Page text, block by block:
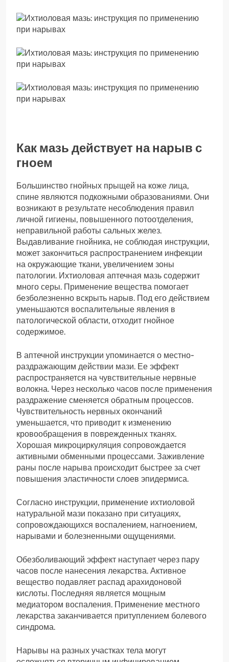
Как мазь действует на нарыв с
гноем
Большинство гнойных прыщей на коже лица,
спине являются подкожными образованиями. Они
возникают в результате несоблюдения правил
личной гигиены, повышенного потоотделения,
неправильной работы сальных желез.
Выдавливание гнойника, не соблюдая инструкции,
может закончиться распространением инфекции
на окружающие ткани, увеличением зоны
патологии. Ихтиоловая аптечная мазь содержит
много серы. Применение вещества помогает
безболезненно вскрыть нарыв. Под его действием
уменьшаются воспалительные явления в
патологической области, отходит гнойное
содержимое.
В аптечной инструкции упоминается о местно-
раздражающим действии мази. Ее эффект
распространяется на чувствительные нервные
волокна. Через несколько часов после применения
раздражение сменяется обратным процессов.
Чувствительность нервных окончаний
уменьшается, что приводит к изменению
кровообращения в поврежденных тканях.
Хорошая микроциркуляция сопровождается
активными обменными процессами. Заживление
раны после нарыва происходит быстрее за счет
повышения эластичности слоев эпидермиса.
Согласно инструкции, применение ихтиоловой
натуральной мази показано при ситуациях,
сопровождающихся воспалением, нагноением,
нарывами и болезненными ощущениями.
Обезболивающий эффект наступает через пару
часов после нанесения лекарства. Активное
вещество подавляет распад арахидоновой
кислоты. Последняя является мощным
медиатором воспаления. Применение местного
лекарства заканчивается притуплением болевого
синдрома.
Нарывы на разных участках тела могут